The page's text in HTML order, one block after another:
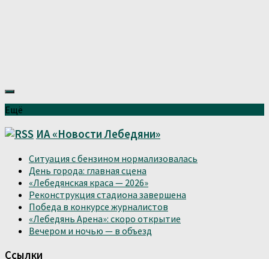
Ещё
ИА «Новости Лебедяни»
Ситуация с бензином нормализовалась
День города: главная сцена
«Лебедянская краса — 2026»
Реконструкция стадиона завершена
Победа в конкурсе журналистов
«Лебедянь Арена»: скоро открытие
Вечером и ночью — в объезд
Ссылки